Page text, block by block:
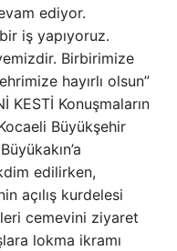
ediyor.
iş yapıyoruz.
Birbirimize
hayırlı olsun”
KESTİ Konuşmaların
Büyükşehir
edilirken,
açılış kurdelesi
cemevini ziyaret
lokma ikramı